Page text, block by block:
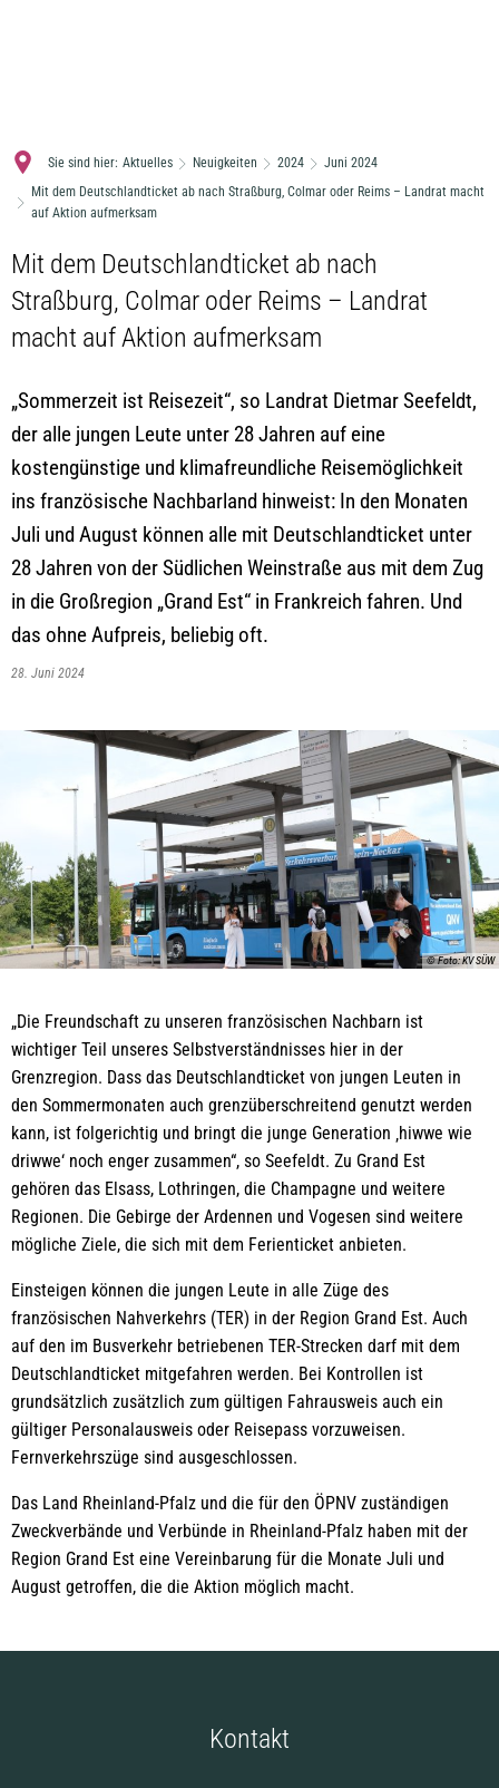
Sie sind hier: Aktuelles Neuigkeiten 2024
Juni 2024
Mit dem Deutschlandticket ab nach Straßburg, Colmar oder Reims – Landrat macht
auf Aktion aufmerksam
Mit dem Deutschlandticket ab nach
Straßburg, Colmar oder Reims – Landrat
macht auf Aktion aufmerksam
„Sommerzeit ist Reisezeit“, so Landrat Dietmar Seefeldt,
der alle jungen Leute unter 28 Jahren auf eine
kostengünstige und klimafreundliche Reisemöglichkeit
ins französische Nachbarland hinweist: In den Monaten
Juli und August können alle mit Deutschlandticket unter
28 Jahren von der Südlichen Weinstraße aus mit dem Zug
in die Großregion „Grand Est“ in Frankreich fahren. Und
das ohne Aufpreis, beliebig oft.
28. Juni 2024
© Foto: KV SÜW
„Die Freundschaft zu unseren französischen Nachbarn ist
wichtiger Teil unseres Selbstverständnisses hier in der
Grenzregion. Dass das Deutschlandticket von jungen Leuten in
den Sommermonaten auch grenzüberschreitend genutzt werden
kann, ist folgerichtig und bringt die junge Generation ‚hiwwe wie
driwwe‘ noch enger zusammen“, so Seefeldt. Zu Grand Est
gehören das Elsass, Lothringen, die Champagne und weitere
Regionen. Die Gebirge der Ardennen und Vogesen sind weitere
mögliche Ziele, die sich mit dem Ferienticket anbieten.
Einsteigen können die jungen Leute in alle Züge des
französischen Nahverkehrs (TER) in der Region Grand Est. Auch
auf den im Busverkehr betriebenen TER-Strecken darf mit dem
Deutschlandticket mitgefahren werden. Bei Kontrollen ist
grundsätzlich zusätzlich zum gültigen Fahrausweis auch ein
gültiger Personalausweis oder Reisepass vorzuweisen.
Fernverkehrszüge sind ausgeschlossen.
Das Land Rheinland-Pfalz und die für den ÖPNV zuständigen
Zweckverbände und Verbünde in Rheinland-Pfalz haben mit der
Region Grand Est eine Vereinbarung für die Monate Juli und
August getroffen, die die Aktion möglich macht.
Kontakt